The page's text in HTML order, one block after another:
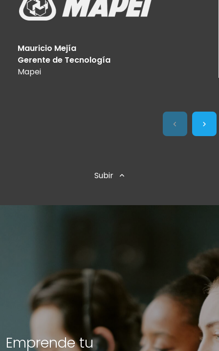
Mauricio Mejía
Gerente de Tecnología
Mapei
Subir
Emprende tu